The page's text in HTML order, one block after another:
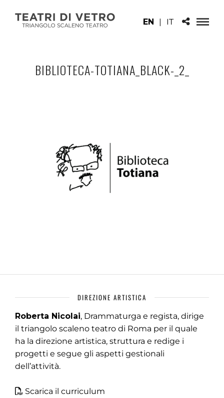
EN | IT
BIBLIOTECA-TOTIANA_BLACK-_2_
DIREZIONE ARTISTICA
Roberta Nicolai, Drammaturga e regista, dirige
il triangolo scaleno teatro di Roma per il quale
ha la direzione artistica, struttura e redige i
progetti e segue gli aspetti gestionali
dell’attività.
Scarica il curriculum